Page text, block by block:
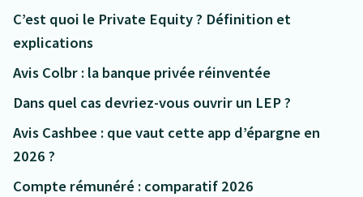
C’est quoi le Private Equity ? Définition et
explications
Avis Colbr : la banque privée réinventée
Dans quel cas devriez-vous ouvrir un LEP ?
Avis Cashbee : que vaut cette app d’épargne en
2026 ?
Compte rémunéré : comparatif 2026